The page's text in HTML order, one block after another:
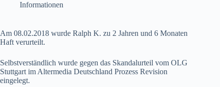
Informationen
Am 08.02.2018 wurde Ralph K. zu 2 Jahren und 6 Monaten
Haft verurteilt.
Selbstverständlich wurde gegen das Skandalurteil vom OLG
Stuttgart im Altermedia Deutschland Prozess Revision
eingelegt.